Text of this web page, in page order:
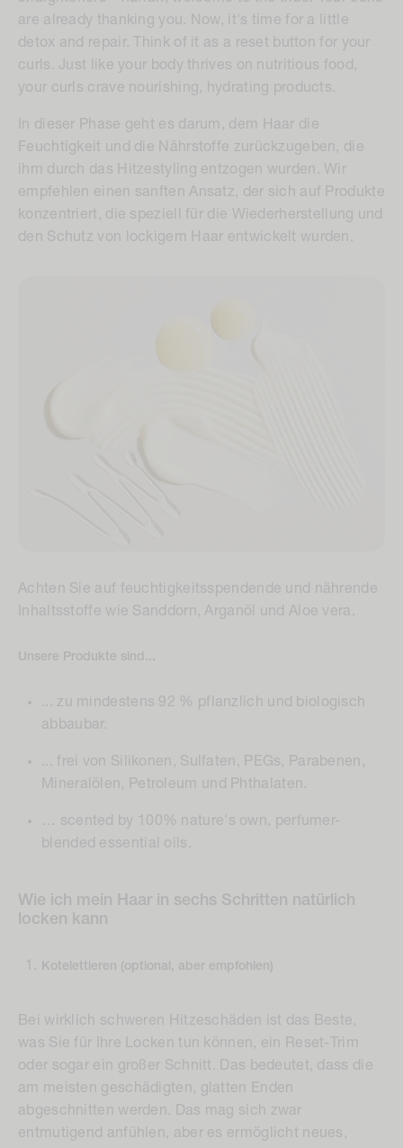
are already thanking you. Now, it's time for a little
detox and repair. Think of it as a reset button for your
curls. Just like your body thrives on nutritious food,
your curls crave nourishing, hydrating products.
In dieser Phase geht es darum, dem Haar die
Feuchtigkeit und die Nährstoffe zurückzugeben, die
ihm durch das Hitzestyling entzogen wurden. Wir
empfehlen einen sanften Ansatz, der sich auf Produkte
konzentriert, die speziell für die Wiederherstellung und
den Schutz von lockigem Haar entwickelt wurden.
Achten Sie auf feuchtigkeitsspendende und nährende
Inhaltsstoffe wie Sanddorn, Arganöl und Aloe vera.
Unsere Produkte sind...
... zu mindestens 92 % pflanzlich und biologisch
abbaubar.
... frei von Silikonen, Sulfaten, PEGs, Parabenen,
Mineralölen, Petroleum und Phthalaten.
… scented by 100% nature's own, perfumer-
blended essential oils.
Wie ich mein Haar in sechs Schritten natürlich
locken kann
Kotelettieren (optional, aber empfohlen)
Bei wirklich schweren Hitzeschäden ist das Beste,
was Sie für Ihre Locken tun können, ein Reset-Trim
oder sogar ein großer Schnitt. Das bedeutet, dass die
am meisten geschädigten, glatten Enden
abgeschnitten werden. Das mag sich zwar
entmutigend anfühlen, aber es ermöglicht neues,